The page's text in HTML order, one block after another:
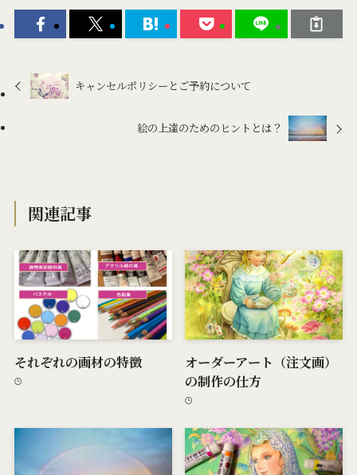
キャンセルポリシーとご予約について
絵の上達のためのヒントとは？
関連記事
それぞれの画材の特徴
オーダーアート（注文画）
の制作の仕方